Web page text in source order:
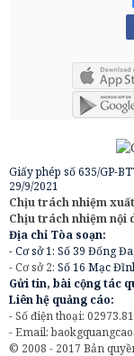
Giấy phép số 635/GP-
29/9/2021
Chịu trách nhiệm
Chịu trách nhiệm nội
Địa chỉ Tòa soạn:
- Cơ sở 1: Số 39 Đống
- Cơ sở 2: Số 16 Mạc
Gửi tin, bài cộng tác
Liên hệ quảng cáo:
- Số điện thoại:
- Email:
© 2008 - 2017 Bản